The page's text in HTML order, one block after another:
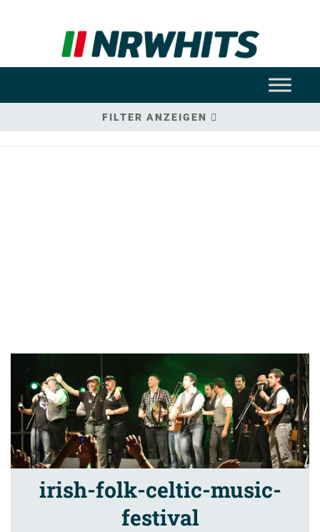
FILTER ANZEIGEN
irish-folk-celtic-music-
festival